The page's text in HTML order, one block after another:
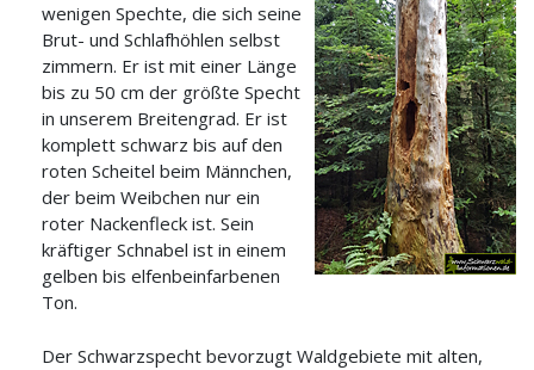
wenigen Spechte, die sich seine
Brut- und Schlafhöhlen selbst
zimmern. Er ist mit einer Länge
bis zu 50 cm der größte Specht
in unserem Breitengrad. Er ist
komplett schwarz bis auf den
roten Scheitel beim Männchen,
der beim Weibchen nur ein
roter Nackenfleck ist. Sein
kräftiger Schnabel ist in einem
gelben bis elfenbeinfarbenen
Ton.
Der Schwarzspecht bevorzugt Waldgebiete mit alten,